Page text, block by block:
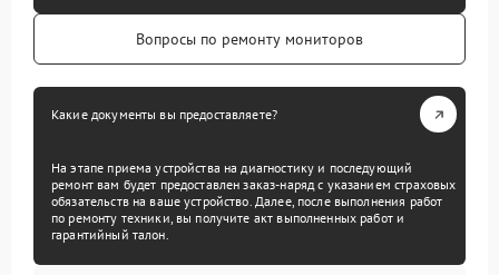
Вопросы по ремонту мониторов
Какие документы вы предоставляете?
На этапе приема устройства на диагностику и последующий
ремонт вам будет предоставлен заказ-наряд с указанием страховых
обязательств на ваше устройство. Далее, после выполнения работ
по ремонту техники, вы получите акт выполненных работ и
гарантийный талон.